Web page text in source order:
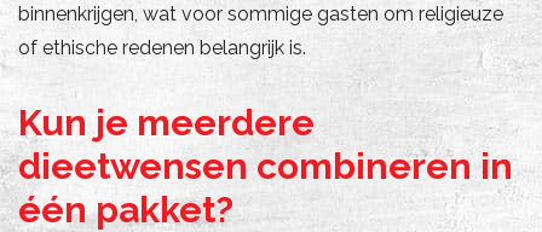
binnenkrijgen, wat voor sommige gasten om religieuze
of ethische redenen belangrijk is.
Kun je meerdere
dieetwensen combineren in
één pakket?